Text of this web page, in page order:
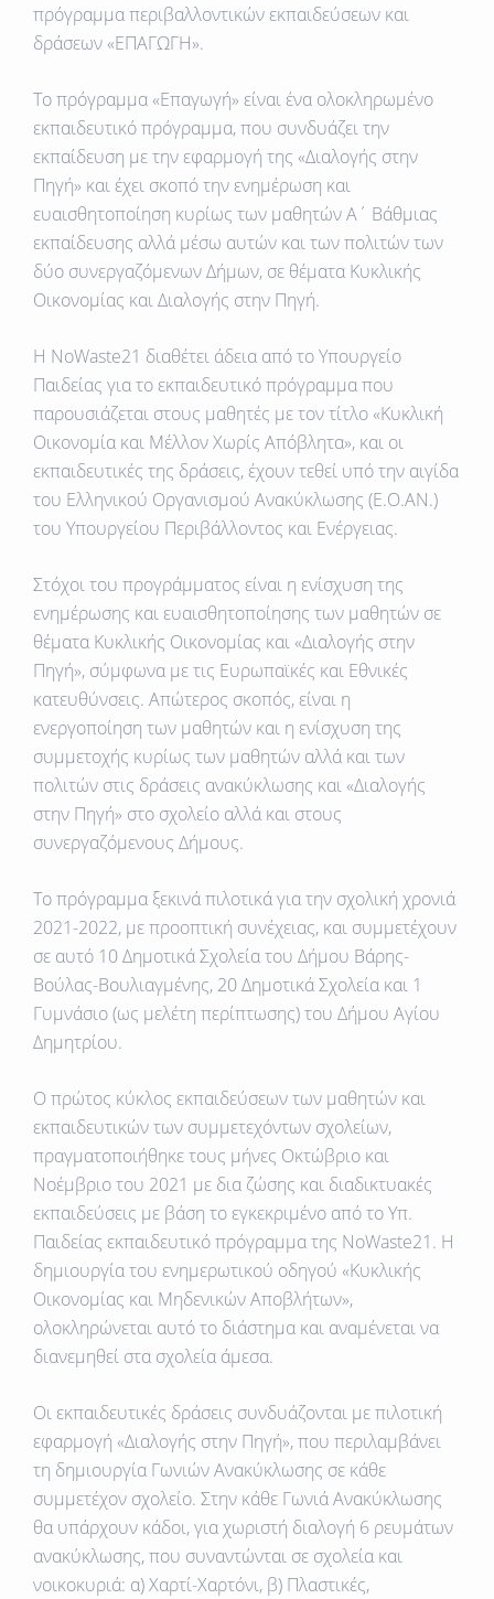
πρόγραμμα περιβαλλοντικών εκπαιδεύσεων και
δράσεων «ΕΠΑΓΩΓΗ».
Το πρόγραμμα «Επαγωγή» είναι ένα ολοκληρωμένο
εκπαιδευτικό πρόγραμμα, που συνδυάζει την
εκπαίδευση με την εφαρμογή της «Διαλογής στην
Πηγή» και έχει σκοπό την ενημέρωση και
ευαισθητοποίηση κυρίως των μαθητών Α΄ Βάθμιας
εκπαίδευσης αλλά μέσω αυτών και των πολιτών των
δύο συνεργαζόμενων Δήμων, σε θέματα Κυκλικής
Οικονομίας και Διαλογής στην Πηγή.
Η NoWaste21 διαθέτει άδεια από το Υπουργείο
Παιδείας για το εκπαιδευτικό πρόγραμμα που
παρουσιάζεται στους μαθητές με τον τίτλο «Κυκλική
Οικονομία και Μέλλον Χωρίς Απόβλητα», και οι
εκπαιδευτικές της δράσεις, έχουν τεθεί υπό την αιγίδα
του Ελληνικού Οργανισμού Ανακύκλωσης (Ε.Ο.ΑΝ.)
του Υπουργείου Περιβάλλοντος και Ενέργειας.
Στόχοι του προγράμματος είναι η ενίσχυση της
ενημέρωσης και ευαισθητοποίησης των μαθητών σε
θέματα Κυκλικής Οικονομίας και «Διαλογής στην
Πηγή», σύμφωνα με τις Ευρωπαϊκές και Εθνικές
κατευθύνσεις. Απώτερος σκοπός, είναι η
ενεργοποίηση των μαθητών και η ενίσχυση της
συμμετοχής κυρίως των μαθητών αλλά και των
πολιτών στις δράσεις ανακύκλωσης και «Διαλογής
στην Πηγή» στο σχολείο αλλά και στους
συνεργαζόμενους Δήμους.
Το πρόγραμμα ξεκινά πιλοτικά για την σχολική χρονιά
2021-2022, με προοπτική συνέχειας, και συμμετέχουν
σε αυτό 10 Δημοτικά Σχολεία του Δήμου Βάρης-
Βούλας-Βουλιαγμένης, 20 Δημοτικά Σχολεία και 1
Γυμνάσιο (ως μελέτη περίπτωσης) του Δήμου Αγίου
Δημητρίου.
Ο πρώτος κύκλος εκπαιδεύσεων των μαθητών και
εκπαιδευτικών των συμμετεχόντων σχολείων,
πραγματοποιήθηκε τους μήνες Οκτώβριο και
Νοέμβριο του 2021 με δια ζώσης και διαδικτυακές
εκπαιδεύσεις με βάση το εγκεκριμένο από το Υπ.
Παιδείας εκπαιδευτικό πρόγραμμα της NoWaste21. Η
δημιουργία του ενημερωτικού οδηγού «Κυκλικής
Οικονομίας και Μηδενικών Αποβλήτων»,
ολοκληρώνεται αυτό το διάστημα και αναμένεται να
διανεμηθεί στα σχολεία άμεσα.
Οι εκπαιδευτικές δράσεις συνδυάζονται με πιλοτική
εφαρμογή «Διαλογής στην Πηγή», που περιλαμβάνει
τη δημιουργία Γωνιών Ανακύκλωσης σε κάθε
συμμετέχον σχολείο. Στην κάθε Γωνιά Ανακύκλωσης
θα υπάρχουν κάδοι, για χωριστή διαλογή 6 ρευμάτων
ανακύκλωσης, που συναντώνται σε σχολεία και
νοικοκυριά: α) Χαρτί-Χαρτόνι, β) Πλαστικές,